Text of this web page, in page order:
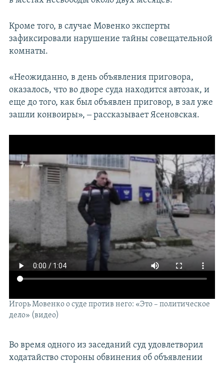
Кроме того, в случае Мовенко эксперты
зафиксировали нарушение тайны совещательной
комнаты.
«Неожиданно, в день объявления приговора,
оказалось, что во дворе суда находится автозак, и
еще до того, как был объявлен приговор, в зал уже
зашли конвоиры», ‒ рассказывает Ясеновская.
Игорь Мовенко о суде против него: «Это – политическое
дело» (видео)
Во время одного из заседаний суд удовлетворил
ходатайство стороны обвинения об объявлении